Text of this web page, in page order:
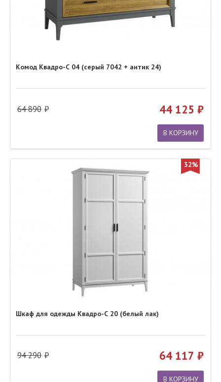
Комод Квадро-С 04 (серый 7042 + антик 24)
64 890 44 125
В КОРЗИНУ
32%
Шкаф для одежды Квадро-С 20 (белый лак)
94 290 64 117
В КОРЗИНУ